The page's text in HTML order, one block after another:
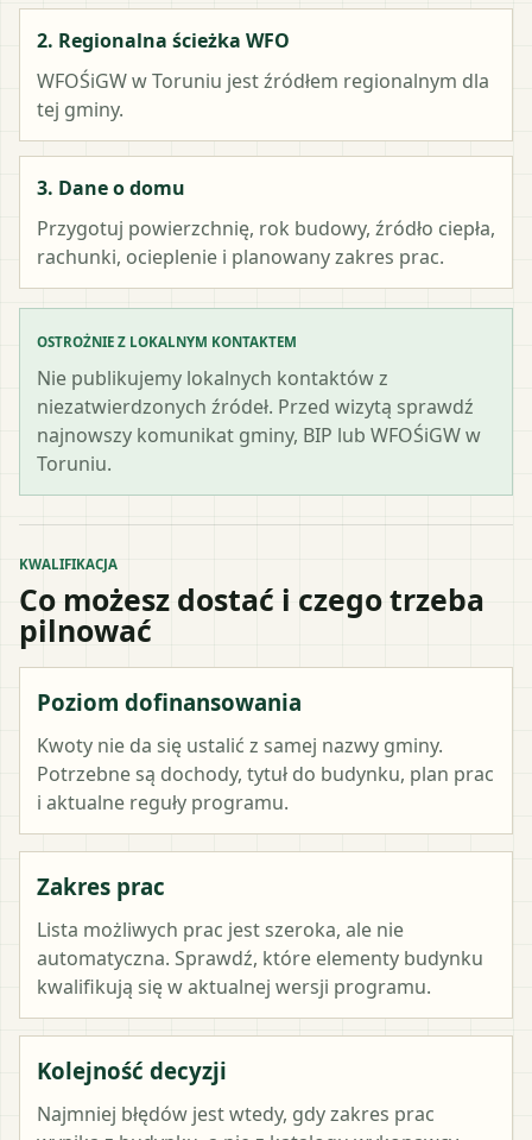
2. Regionalna ścieżka WFO
WFOŚiGW w Toruniu jest źródłem regionalnym dla
tej gminy.
3. Dane o domu
Przygotuj powierzchnię, rok budowy, źródło ciepła,
rachunki, ocieplenie i planowany zakres prac.
OSTROŻNIE Z LOKALNYM KONTAKTEM
Nie publikujemy lokalnych kontaktów z
niezatwierdzonych źródeł. Przed wizytą sprawdź
najnowszy komunikat gminy, BIP lub WFOŚiGW w
Toruniu.
KWALIFIKACJA
Co możesz dostać i czego trzeba
pilnować
Poziom dofinansowania
Kwoty nie da się ustalić z samej nazwy gminy.
Potrzebne są dochody, tytuł do budynku, plan prac
i aktualne reguły programu.
Zakres prac
Lista możliwych prac jest szeroka, ale nie
automatyczna. Sprawdź, które elementy budynku
kwalifikują się w aktualnej wersji programu.
Kolejność decyzji
Najmniej błędów jest wtedy, gdy zakres prac